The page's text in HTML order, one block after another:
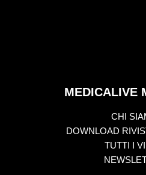
MEDICALIVE
CHI
DOWNLOAD
TUTTI I